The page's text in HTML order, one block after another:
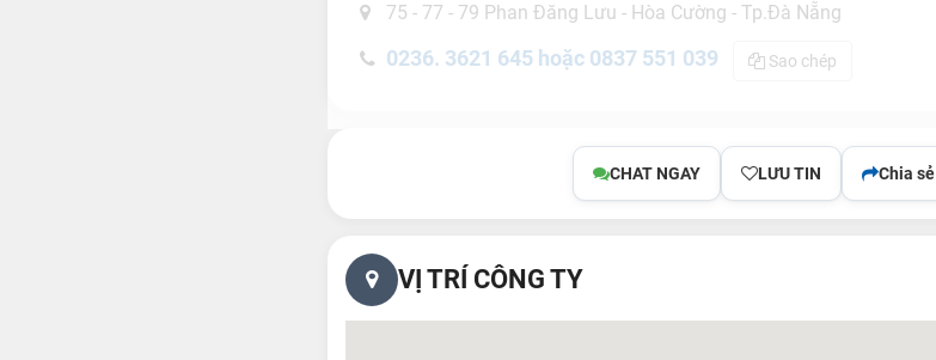
75 - 77 - 79 Phan Đăng Lưu - Hòa Cường - Tp.Đà Nẵng
0236. 3621 645 hoặc 0837 551 039 Sao chép
CHAT NGAY LƯU TIN Chia sẻ
VỊ TRÍ CÔNG TY